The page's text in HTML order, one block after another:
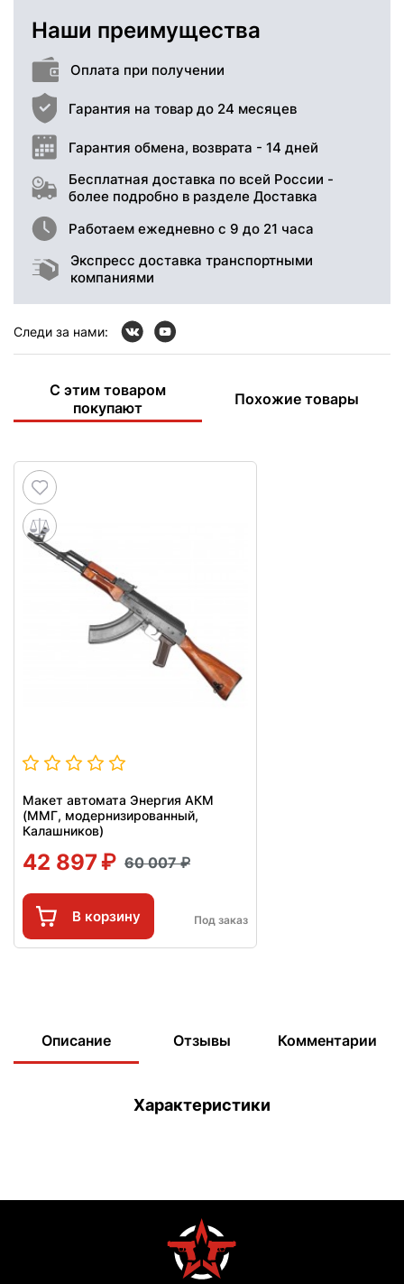
Наши преимущества
Оплата при получении
Гарантия на товар до 24 месяцев
Гарантия обмена, возврата - 14 дней
Бесплатная доставка по всей России -
более подробно в разделе Доставка
Работаем ежедневно с 9 до 21 часа
Экспресс доставка транспортными
компаниями
Следи за нами:
С этим товаром
покупают
Похожие товары
Макет автомата Энергия АКМ
(ММГ, модернизированный,
Калашников)
42 897 60 007
В корзину Под заказ
Описание Отзывы Комментарии
Характеристики